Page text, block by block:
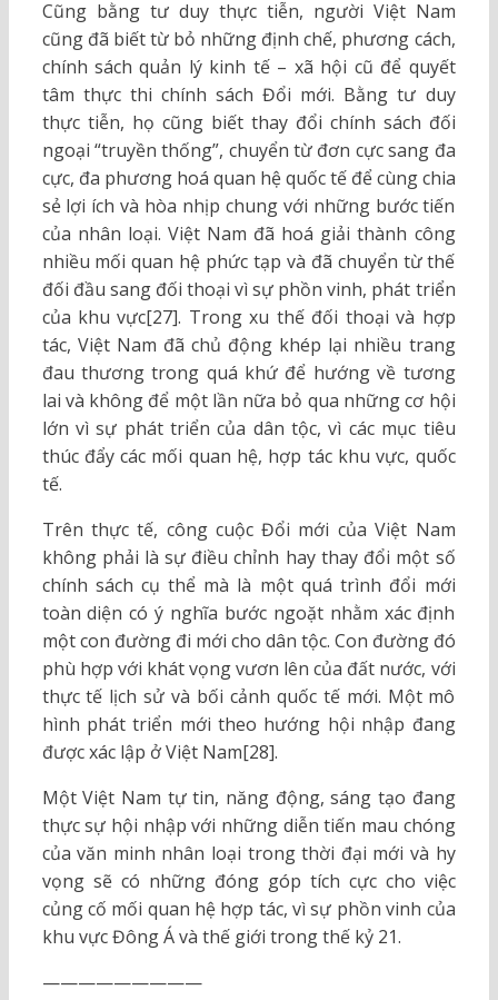
Cũng bằng tư duy thực tiễn, người Việt Nam
cũng đã biết từ bỏ những định chế, phương cách,
chính sách quản lý kinh tế – xã hội cũ để quyết
tâm thực thi chính sách Đổi mới. Bằng tư duy
thực tiễn, họ cũng biết thay đổi chính sách đối
ngoại “truyền thống”, chuyển từ đơn cực sang đa
cực, đa phương hoá quan hệ quốc tế để cùng chia
sẻ lợi ích và hòa nhịp chung với những bước tiến
của nhân loại. Việt Nam đã hoá giải thành công
nhiều mối quan hệ phức tạp và đã chuyển từ thế
đối đầu sang đối thoại vì sự phồn vinh, phát triển
của khu vực[27]. Trong xu thế đối thoại và hợp
tác, Việt Nam đã chủ động khép lại nhiều trang
đau thương trong quá khứ để hướng về tương
lai và không để một lần nữa bỏ qua những cơ hội
lớn vì sự phát triển của dân tộc, vì các mục tiêu
thúc đẩy các mối quan hệ, hợp tác khu vực, quốc
tế.
Trên thực tế, công cuộc Đổi mới của Việt Nam
không phải là sự điều chỉnh hay thay đổi một số
chính sách cụ thể mà là một quá trình đổi mới
toàn diện có ý nghĩa bước ngoặt nhằm xác định
một con đường đi mới cho dân tộc. Con đường đó
phù hợp với khát vọng vươn lên của đất nước, với
thực tế lịch sử và bối cảnh quốc tế mới. Một mô
hình phát triển mới theo hướng hội nhập đang
được xác lập ở Việt Nam[28].
Một Việt Nam tự tin, năng động, sáng tạo đang
thực sự hội nhập với những diễn tiến mau chóng
của văn minh nhân loại trong thời đại mới và hy
vọng sẽ có những đóng góp tích cực cho việc
củng cố mối quan hệ hợp tác, vì sự phồn vinh của
khu vực Đông Á và thế giới trong thế kỷ 21.
—————————